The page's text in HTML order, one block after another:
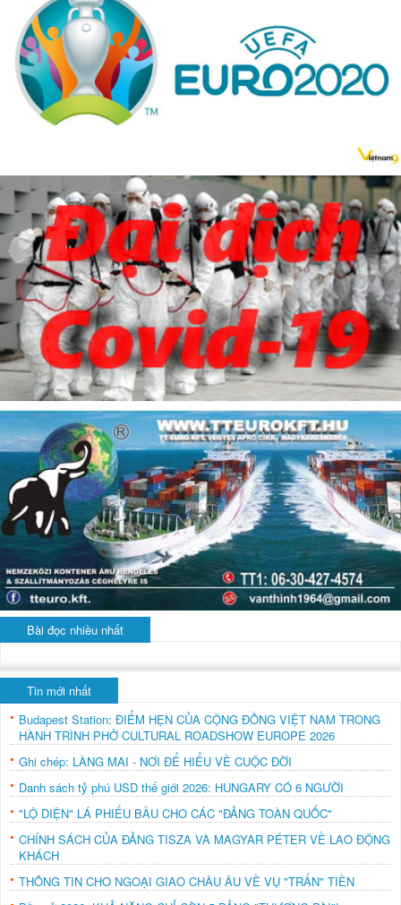
Bài đọc nhiều nhất
Tin mới nhất
Budapest Station: ĐIỂM HẸN CỦA CỘNG ĐỒNG VIỆT NAM TRONG
HÀNH TRÌNH PHỞ CULTURAL ROADSHOW EUROPE 2026
Ghi chép: LÀNG MAI - NƠI ĐỂ HIỂU VỀ CUỘC ĐỜI
Danh sách tỷ phú USD thế giới 2026: HUNGARY CÓ 6 NGƯỜI
"LỘ DIỆN" LÁ PHIẾU BẦU CHO CÁC "ĐẢNG TOÀN QUỐC"
CHÍNH SÁCH CỦA ĐẢNG TISZA VÀ MAGYAR PÉTER VỀ LAO ĐỘNG
KHÁCH
THÔNG TIN CHO NGOẠI GIAO CHÂU ÂU VỀ VỤ "TRẤN" TIỀN